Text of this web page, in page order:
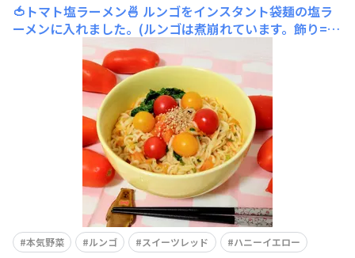
🍅トマト塩ラーメン🍜 ルンゴをインスタント袋麺の塩ラ
ーメンに入れました。(ルンゴは煮崩れています。飾り=シ
ュガーミニ、ハニーイエロー)さっぱり美味しかったです
ゴ”の方が袋麺付属のスープの風味が引き立ってるかなと
思いましたʕ⁠ ⁠ꈍ⁠ᴥ⁠ꈍ⁠ʔﾄﾞｯﾁﾓ
本気野菜 ルンゴ スイーツレッド
ハニーイエロー